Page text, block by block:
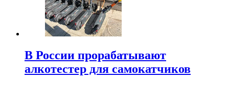
В России прорабатывают
алкотестер для самокатчиков